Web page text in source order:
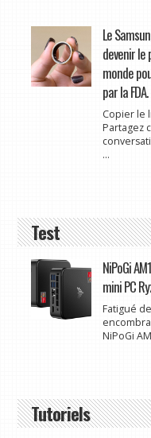
Le
devenir
monde
par la FDA.
Copier le
Partagez
...
Test
NiPoGi
mini PC
Fatigué
NiPoGi
Tutoriels